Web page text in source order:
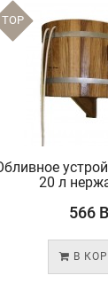
TOP
20 л
566
В